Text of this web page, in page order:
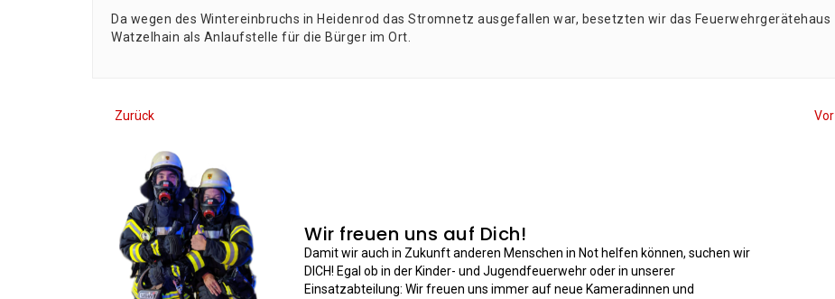
Da wegen des Win­ter­ein­bruchs in Hei­den­rod das Strom­netz aus­ge­fal­len war, besetz­ten wir das Feu­er­wehr­ge­rä­te­haus
Wat­zel­hain als Anlauf­stel­le für die Bür­ger im Ort.
Zurück Vor
Wir freuen uns auf Dich!
Damit wir auch in Zukunft anderen Menschen in Not helfen können, suchen wir
DICH! Egal ob in der Kinder- und Jugendfeuerwehr oder in unserer
Einsatzabteilung: Wir freuen uns immer auf neue Kameradinnen und